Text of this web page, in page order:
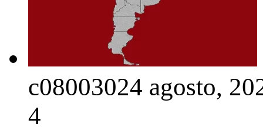
c08003024 agosto,
4